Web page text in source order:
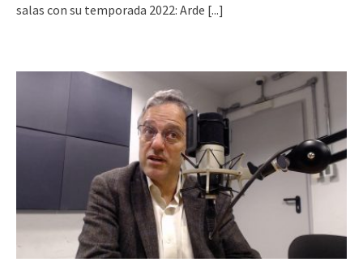
salas con su temporada 2022: Arde [...]